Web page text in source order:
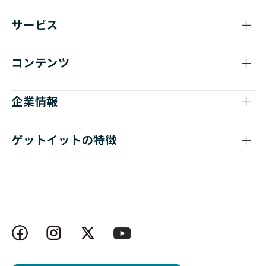
サービス
コンテンツ
企業情報
ゲットイットの特徴